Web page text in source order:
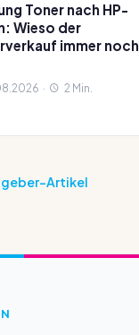
Toner nach HP-
Wieso der
immer noch
· 2 Min.
Artikel